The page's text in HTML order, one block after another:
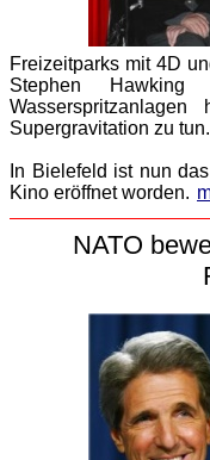
Freizeitparks mit 4D
Stephen
Supergravitation zu tun.
In Bielefeld ist nun
Kino eröffnet worden.
NATO